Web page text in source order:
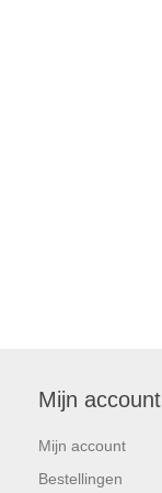
Mijn account
Mijn account
Bestellingen